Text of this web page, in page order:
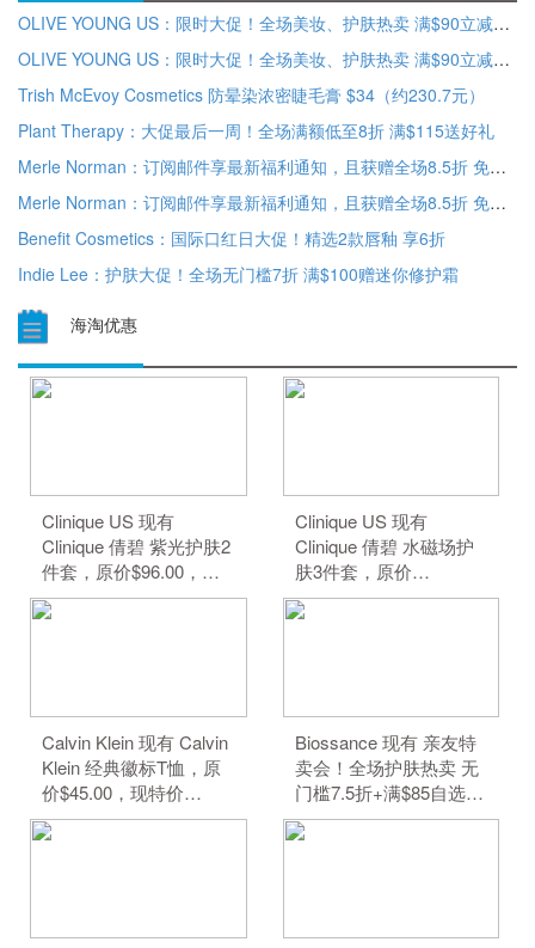
OLIVE YOUNG US：限时大促！全场美妆、护肤热卖 满$90立减$25
OLIVE YOUNG US：限时大促！全场美妆、护肤热卖 满$90立减$25
Trish McEvoy Cosmetics 防晕染浓密睫毛膏 $34（约230.7元）
Plant Therapy：大促最后一周！全场满额低至8折 满$115送好礼
Merle Norman：订阅邮件享最新福利通知，且获赠全场8.5折 免费送好礼
Merle Norman：订阅邮件享最新福利通知，且获赠全场8.5折 免费送好礼
Benefit Cosmetics：国际口红日大促！精选2款唇釉 享6折
Indie Lee：护肤大促！全场无门槛7折 满$100赠迷你修护霜
海淘优惠
Clinique US 现有
Clinique 倩碧 紫光护肤2
件套，原价$96.00，现
特价$80.00（约541.24
元）。 无需使用优惠
Clinique US 现有
Clinique 倩碧 水磁场护
肤3件套，原价
$109.00，现特价
$91.00（约615.66
Calvin Klein 现有 Calvin
Klein 经典徽标T恤，原
价$45.00，现特价
$22.50（约152.19
元）。 无需使用优惠
Biossance 现有 亲友特
卖会！全场护肤热卖 无
门槛7.5折+满$85自选3
件好礼。 无需使用优惠
码。